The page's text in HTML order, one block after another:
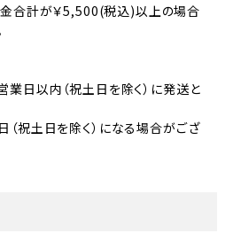
合計が￥5,500(税込)以上の場合
業日以内（祝土日を除く）に発送と
祝土日を除く）になる場合がござ